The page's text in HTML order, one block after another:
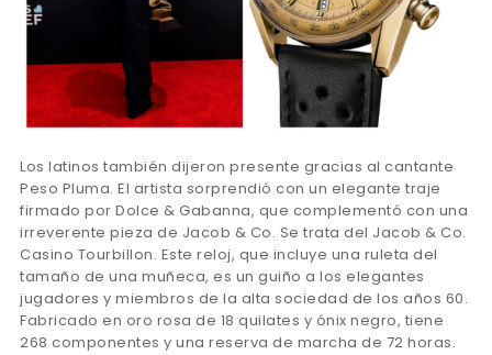
Los latinos también dijeron presente gracias al cantante
Peso Pluma. El artista sorprendió con un elegante traje
firmado por Dolce & Gabanna, que complementó con una
irreverente pieza de Jacob & Co. Se trata del Jacob & Co.
Casino Tourbillon. Este reloj, que incluye una ruleta del
tamaño de una muñeca, es un guiño a los elegantes
jugadores y miembros de la alta sociedad de los años 60.
Fabricado en oro rosa de 18 quilates y ónix negro, tiene
268 componentes y una reserva de marcha de 72 horas.